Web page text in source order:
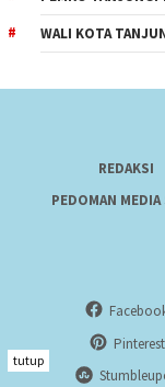
WALI KOTA
REDAKSI
PEDOMAN MEDIA
Pinterest
tutup